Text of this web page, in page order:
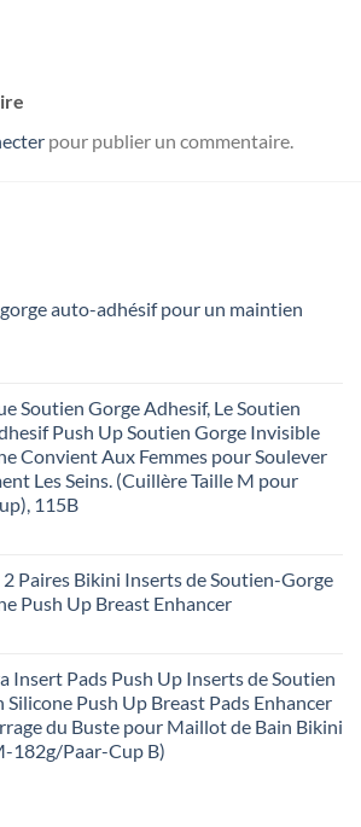
pour publier un commentaire.
auto-adhésif pour un maintien
Soutien Gorge Adhesif, Le Soutien
Push Up Soutien Gorge Invisible
Convient Aux Femmes pour Soulever
Les Seins. (Cuillère Taille M pour
115B
2 Paires Bikini Inserts de Soutien-Gorge
Push Up Breast Enhancer
Insert Pads Push Up Inserts de Soutien
Silicone Push Up Breast Pads Enhancer
du Buste pour Maillot de Bain Bikini
182g/Paar-Cup B)